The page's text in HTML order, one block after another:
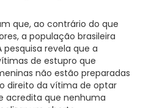
que, ao contrário do que
a população brasileira
revela que a
de estupro que
não estão preparadas
direito da vítima de optar
acredita que nenhuma